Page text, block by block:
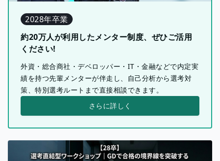
2028年卒業
約20万人が利用したメンター制度、ぜひご活用
ください!
外資・総合商社・デベロッパー・IT・金融などで内定実
績を持つ先輩メンターが伴走し、自己分析から選考対
策、特別選考ルートまで直接相談できます。
さらに詳しく